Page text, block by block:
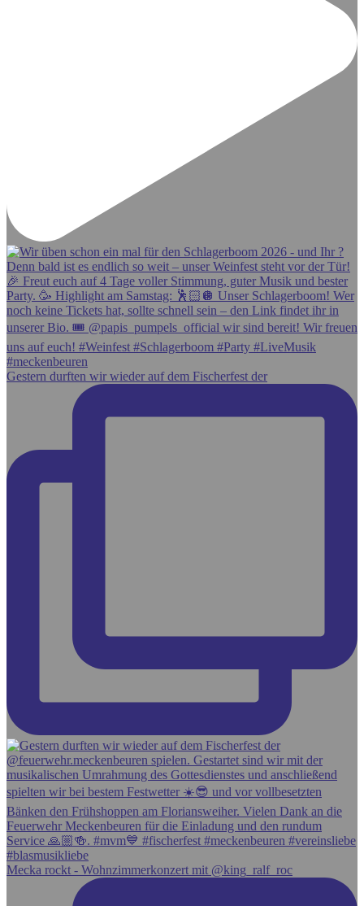
Gestern durften wir wieder auf dem Fischerfest der
Mecka rockt - Wohnzimmerkonzert mit @king_ralf_roc